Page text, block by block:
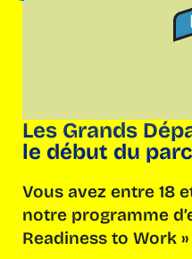
Les Grands
le début du
Vous avez entre 18
notre programme
Readiness to Work »